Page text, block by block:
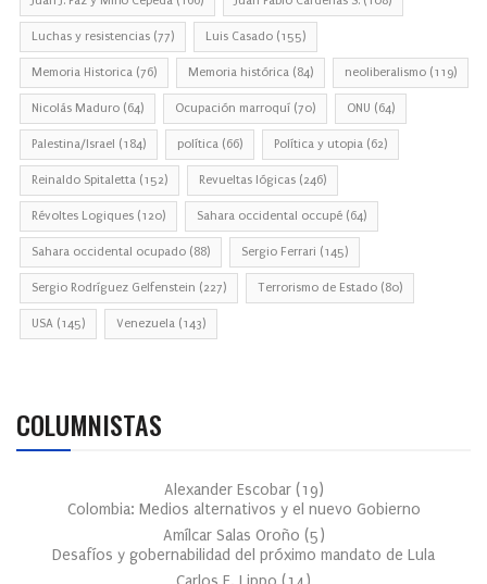
Luchas y resistencias (77) Luis Casado (155)
Memoria Historica (76) Memoria histórica (84) neoliberalismo (119)
Nicolás Maduro (64) Ocupación marroquí (70) ONU (64)
Palestina/Israel (184) política (66) Política y utopia (62)
Reinaldo Spitaletta (152) Revueltas lógicas (246)
Révoltes Logiques (120) Sahara occidental occupé (64)
Sahara occidental ocupado (88) Sergio Ferrari (145)
Sergio Rodríguez Gelfenstein (227) Terrorismo de Estado (80)
USA (145) Venezuela (143)
COLUMNISTAS
Alexander Escobar (19)
Colombia: Medios alternativos y el nuevo Gobierno
Amílcar Salas Oroño (5)
Desafíos y gobernabilidad del próximo mandato de Lula